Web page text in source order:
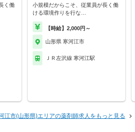
く働
小規模だからこそ、従業員が長く働
ける環境作りを行な…
【時給】2,000円～
山形県 寒河江市
ＪＲ左沢線 寒河江駅
江市(山形県)エリアの薬剤師求人をもっと見る